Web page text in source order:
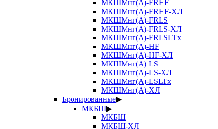
МКШМнг(А)-FRHF
МКШМнг(А)-FRHF-ХЛ
МКШМнг(А)-FRLS
МКШМнг(А)-FRLS-ХЛ
МКШМнг(А)-FRLSLTx
МКШМнг(А)-HF
МКШМнг(А)-HF-ХЛ
МКШМнг(А)-LS
МКШМнг(А)-LS-ХЛ
МКШМнг(А)-LSLTx
МКШМнг(А)-ХЛ
Бронированные▶
МКБШ▶
МКБШ
МКБШ-ХЛ